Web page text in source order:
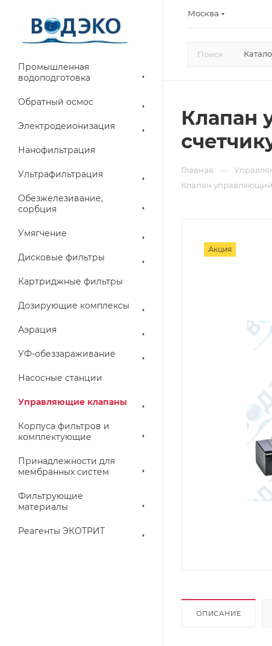
Москва
Промышленная
водоподготовка
Обратный осмос
Электродеионизация
Нанофильтрация
Ультрафильтрация
Обезжелезивание,
сорбция
Умягчение
Дисковые фильтры
Картриджные фильтры
Дозирующие комплексы
Аэрация
УФ-обеззараживание
Насосные станции
Управляющие клапаны
Корпуса фильтров и
комплектующие
Принадлежности для
мембранных систем
Фильтрующие
материалы
Реагенты ЭКОТРИТ
Клапан
Главная —
Клапан управляющий
Акция
ОПИСАНИЕ